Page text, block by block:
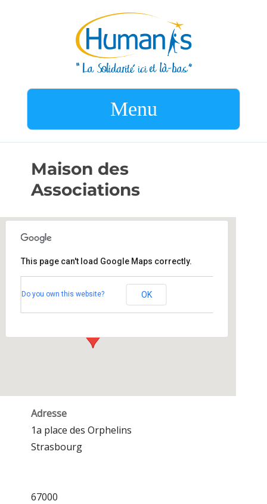
Menu
Maison des
Associations
Maison des Associations
1a place des Orphelins - Strasbourg
This page can't load Google Maps correctly.
Do you own this website? OK
Adresse
1a place des Orphelins
Strasbourg
67000